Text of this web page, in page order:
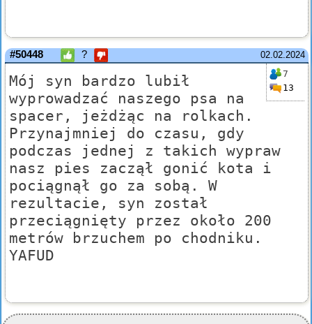
02.02.2024
#50448 ?
7
13
Mój syn bardzo lubił
wyprowadzać naszego psa na
spacer, jeżdżąc na rolkach.
Przynajmniej do czasu, gdy
podczas jednej z takich wypraw
nasz pies zaczął gonić kota i
pociągnął go za sobą. W
rezultacie, syn został
przeciągnięty przez około 200
metrów brzuchem po chodniku.
YAFUD